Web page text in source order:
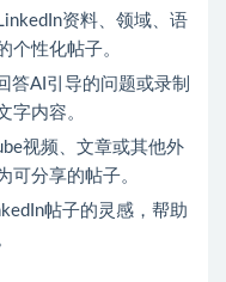
资料、领域、语
个性化帖子。
答AI引导的问题或录制
字内容。
视频、文章或其他外
可分享的帖子。
帖子的灵感，帮助